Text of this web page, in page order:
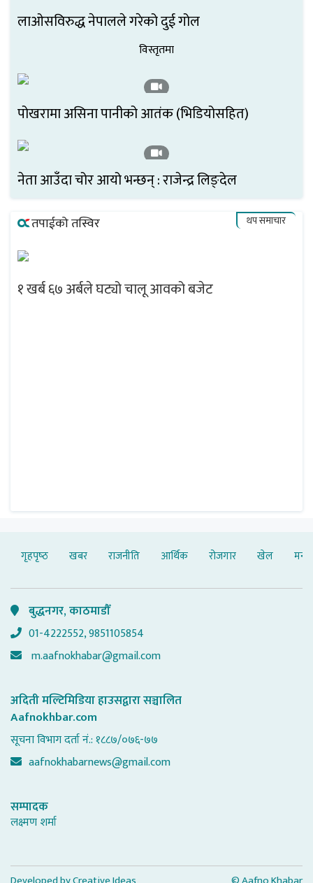
लाओसविरुद्ध नेपालले गरेको दुई गोल
विस्तृतमा
पोखरामा असिना पानीको आतंक (भिडियोसहित)
नेता आउँदा चोर आयो भन्छन् : राजेन्द्र लिङ्देल
तपाईको तस्विर थप समाचार
१ खर्ब ६७ अर्बले घट्यो चालू आवको बजेट
गृहपृष्‍ठ खबर राजनीति आर्थिक रोजगार खेल
बुद्धनगर, काठमाडौँ
01-4222552, 9851105854
m.aafnokhabar@gmail.com
अदिती मल्टिमिडिया हाउसद्वारा सञ्चालित
Aafnokhbar.com
सूचना विभाग दर्ता नं.: १८८७/०७६-७७
aafnokhabarnews@gmail.com
सम्पादक
लक्ष्मण शर्मा